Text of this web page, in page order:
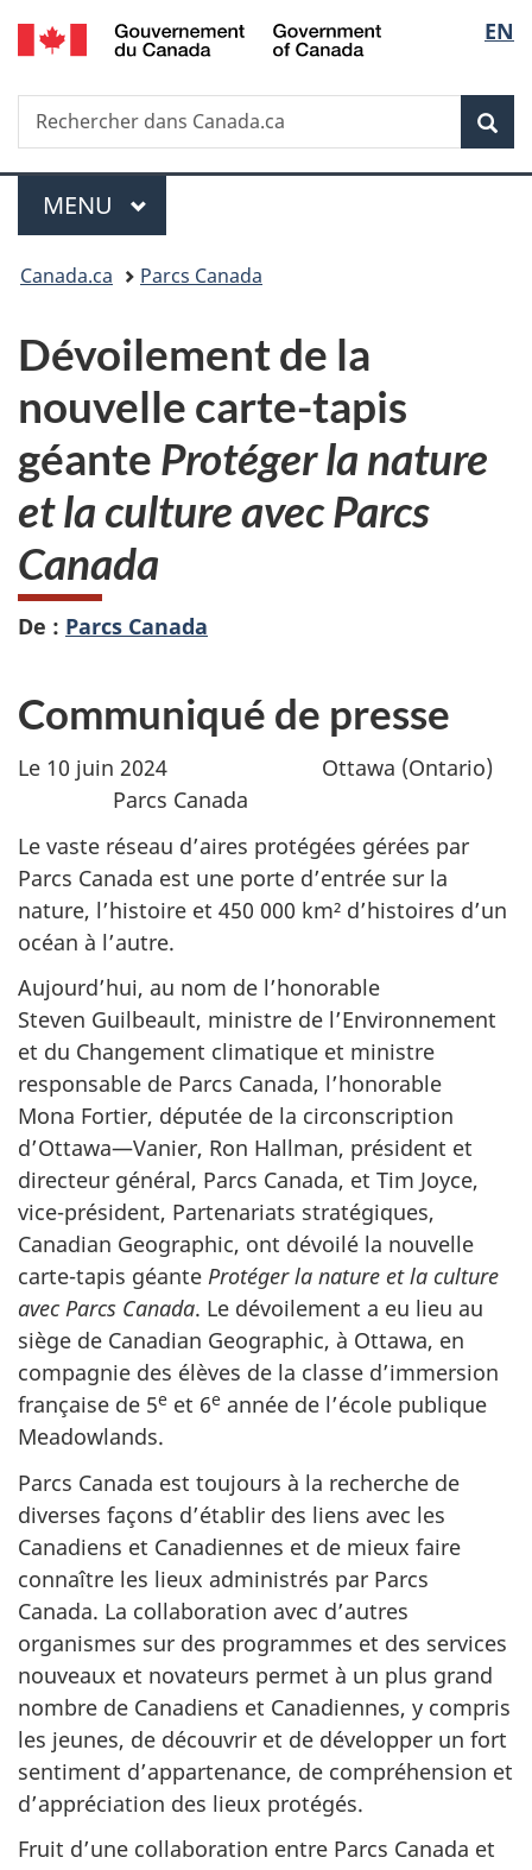
Passer
au
principal
Passer
à
Au
du
Passer
à
version
simplifiée
de
la
EN
Recherche
Rechercher
dans
Menu
MENU PRINCIPAL
Vous
ici :
Canada.ca Parcs Canada
Dévoilement de la
nouvelle carte-tapis
géante Protéger la nature
et la culture avec Parcs
Canada
De : Parcs Canada
Communiqué de presse
Le 10 juin 2024 Ottawa (Ontario)
Parcs Canada
Le vaste réseau d’aires protégées gérées par
Parcs Canada est une porte d’entrée sur la
nature, l’histoire et 450 000 km² d’histoires d’un
océan à l’autre.
Aujourd’hui, au nom de l’honorable
Steven Guilbeault, ministre de l’Environnement
et du Changement climatique et ministre
responsable de Parcs Canada, l’honorable
Mona Fortier, députée de la circonscription
d’Ottawa—Vanier, Ron Hallman, président et
directeur général, Parcs Canada, et Tim Joyce,
vice-président, Partenariats stratégiques,
Canadian Geographic, ont dévoilé la nouvelle
carte-tapis géante Protéger la nature et la culture
avec Parcs Canada. Le dévoilement a eu lieu au
siège de Canadian Geographic, à Ottawa, en
compagnie des élèves de la classe d’immersion
française de 5e et 6e année de l’école publique
Meadowlands.
Parcs Canada est toujours à la recherche de
diverses façons d’établir des liens avec les
Canadiens et Canadiennes et de mieux faire
connaître les lieux administrés par Parcs
Canada. La collaboration avec d’autres
organismes sur des programmes et des services
nouveaux et novateurs permet à un plus grand
nombre de Canadiens et Canadiennes, y compris
les jeunes, de découvrir et de développer un fort
sentiment d’appartenance, de compréhension et
d’appréciation des lieux protégés.
Fruit d’une collaboration entre Parcs Canada et